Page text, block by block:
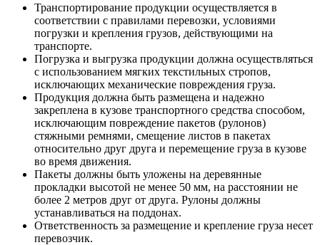
Транспортирование продукции осуществляется в
соответствии с правилами перевозки, условиями
погрузки и крепления грузов, действующими на
транспорте.
Погрузка и выгрузка продукции должна осуществляться
с использованием мягких текстильных стропов,
исключающих механические повреждения груза.
Продукция должна быть размещена и надежно
закреплена в кузове транспортного средства способом,
исключающим повреждение пакетов (рулонов)
стяжными ремнями, смещение листов в пакетах
относительно друг друга и перемещение груза в кузове
во время движения.
Пакеты должны быть уложены на деревянные
прокладки высотой не менее 50 мм, на расстоянии не
более 2 метров друг от друга. Рулоны должны
устанавливаться на поддонах.
Ответственность за размещение и крепление груза несет
перевозчик.